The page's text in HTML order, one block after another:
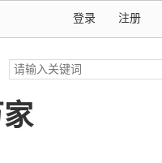
注册
登录